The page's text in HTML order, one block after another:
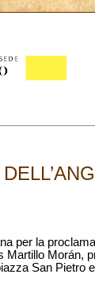
per la
Morán,
San Pietro